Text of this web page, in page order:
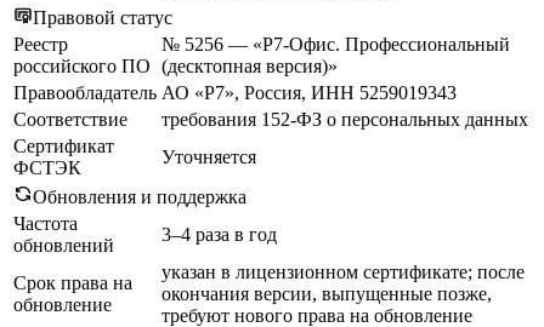
Правовой статус
Реестр
российского ПО
№ 5256 — «Р7-Офис. Профессиональный
(десктопная версия)»
Правообладатель АО «Р7», Россия, ИНН 5259019343
Соответствие
требования 152-ФЗ о персональных данных
Сертификат
ФСТЭК
Уточняется
Обновления и поддержка
Частота
обновлений
3–4 раза в год
Срок права на
обновление
указан в лицензионном сертификате; после
окончания версии, выпущенные позже,
требуют нового права на обновление